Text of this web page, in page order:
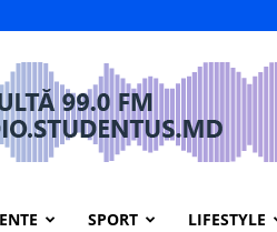
SPORT LIFESTYLE